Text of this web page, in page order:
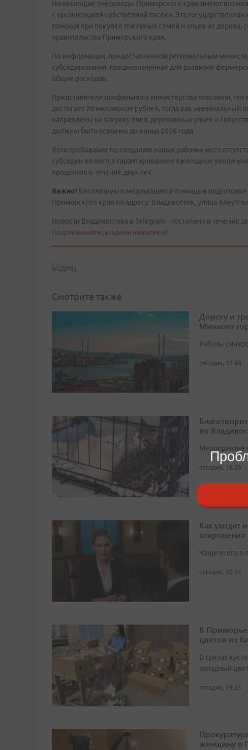
Начинающие пчеловоды Приморского края имеют
с организацией собственной пасеки. Эта
помощи при покупке пчелиных семей и ульев из дерева,
правительства Приморского края.
По информации, предоставленной региональным
субсидирования, предназначенная для развития
общих расходов.
Представители профильного министерства пояснили,
достигает 20 миллионов рублей, тогда как минимальный
направлены на закупку пчел, деревянных ульев и
должны быть освоены до конца 2026 года.
Хотя требование по созданию новых рабочих мест
субсидии является гарантированное ежегодное
процентов в течение двух лет.
Важно! Бесплатную консультацию и помощь в
Приморского края по адресу: Владивосток, улица
Новости Владивостока в Telegram - постоянно в течение
Подписывайтесь одним нажатием!
Смотрите также
Дорогу и
Минного
Работы
сегодня, 17:44
во
Мероприятие
сегодня, 18:28
Как уходят
откровения
Чаще всего о
сегодня, 20:32
В Приморье
цветов из
В срезах
западный
сегодня, 19:25
женщину в